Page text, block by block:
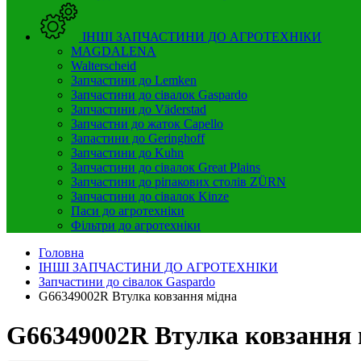
ІНШІ ЗАПЧАСТИНИ ДО АГРОТЕХНІКИ
MAGDALENA
Walterscheid
Запчастини до Lemken
Запчастини до сівалок Gaspardo
Запчастини до Väderstad
Запчастни до жаток Capello
Запастини до Geringhoff
Запчастини до Kuhn
Запчастини до сівалок Great Plains
Запчастини до ріпакових столів ZÜRN
Запчастини до сівалок Kinze
Паси до агротехніки
Фільтри до агротехніки
Головна
ІНШІ ЗАПЧАСТИНИ ДО АГРОТЕХНІКИ
Запчастини до сівалок Gaspardo
G66349002R Втулка ковзання мідна
G66349002R Втулка ковзання